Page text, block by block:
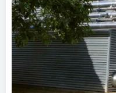
Architekturobjekte
Expertenprofile